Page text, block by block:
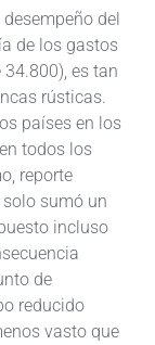
del
de los gastos
es tan
rústicas.
países en los
todos los
reporte
sumó un
incluso
de
reducido
vasto que